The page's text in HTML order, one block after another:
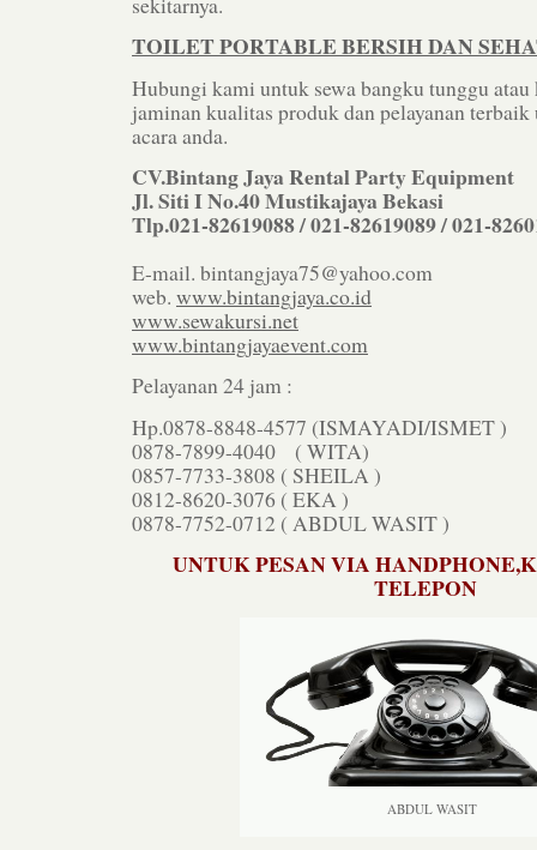
TOILET PORTABLE BERSIH DAN
Hubungi kami untuk sewa bangku tunggu
jaminan kualitas produk dan pelayanan terbaik
acara anda.
CV.Bintang Jaya Rental Party Equipment
Jl. Siti I No.40 Mustikajaya Bekasi
Tlp.021-82619088 / 021-82619089 / 021-
E-mail. bintangjaya75@yahoo.com
web. www.bintangjaya.co.id
www.sewakursi.net
www.bintangjayaevent.com
Pelayanan 24 jam :
Hp.0878-8848-4577 (ISMAYADI/ISMET )
0878-7899-4040 ( WITA)
0857-7733-3808 ( SHEILA )
0812-8620-3076 ( EKA )
0878-7752-0712 ( ABDUL WASIT )
UNTUK PESAN VIA
TELEPON
ABDUL WASIT